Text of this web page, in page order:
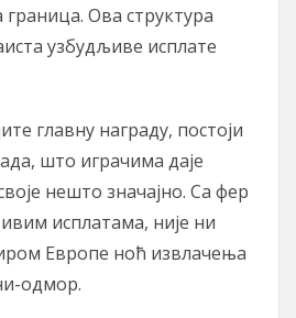
Ова структура
узбудљиве исплате
главну награду, постоји
што играчима даје
нешто значајно. Са фер
исплатама, није ни
Европе ноћ извлачења
одмор.